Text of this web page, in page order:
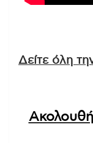
Δείτε όλη